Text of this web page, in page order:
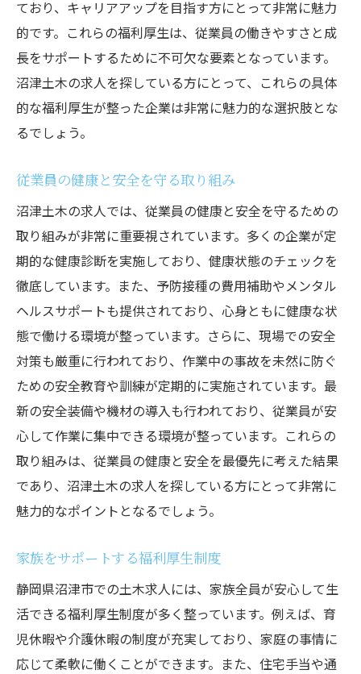
ており、キャリアアップを目指す方にとって非常に魅力
的です。これらの福利厚生は、従業員の働きやすさと成
長をサポートするために不可欠な要素となっています。
沼津土木の求人を探している方にとって、これらの具体
的な福利厚生が整った企業は非常に魅力的な選択肢とな
るでしょう。
従業員の健康と安全を守る取り組み
沼津土木の求人では、従業員の健康と安全を守るための
取り組みが非常に重要視されています。多くの企業が定
期的な健康診断を実施しており、健康状態のチェックを
徹底しています。また、予防接種の費用補助やメンタル
ヘルスサポートも提供されており、心身ともに健康な状
態で働ける環境が整っています。さらに、現場での安全
対策も厳重に行われており、作業中の事故を未然に防ぐ
ための安全教育や訓練が定期的に実施されています。最
新の安全装備や機材の導入も行われており、従業員が安
心して作業に集中できる環境が整っています。これらの
取り組みは、従業員の健康と安全を最優先に考えた結果
であり、沼津土木の求人を探している方にとって非常に
魅力的なポイントとなるでしょう。
家族をサポートする福利厚生制度
静岡県沼津市での土木求人には、家族全員が安心して生
活できる福利厚生制度が多く整っています。例えば、育
児休暇や介護休暇の制度が充実しており、家庭の事情に
応じて柔軟に働くことができます。また、住宅手当や通